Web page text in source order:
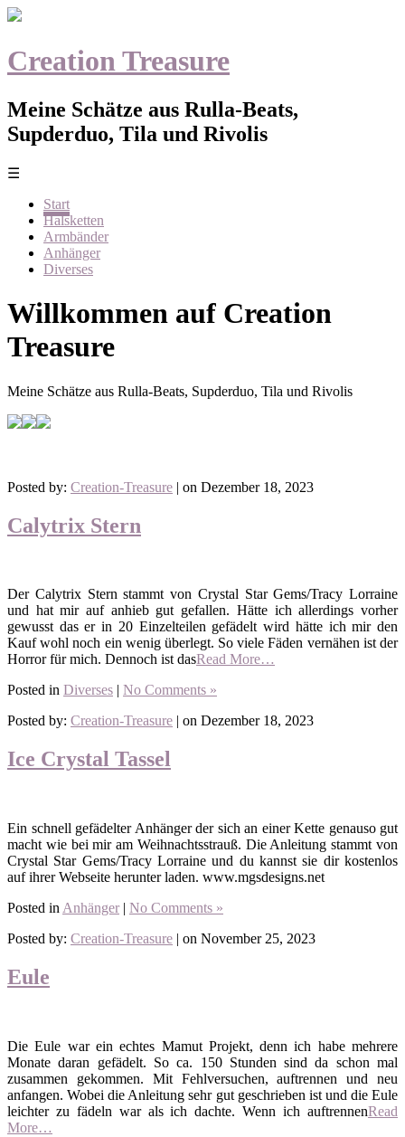
Creation Treasure
Meine Schätze aus Rulla-Beats,
Supderduo, Tila und Rivolis
☰
Start
Halsketten
Armbänder
Anhänger
Diverses
Willkommen auf Creation
Treasure
Meine Schätze aus Rulla-Beats, Supderduo, Tila und Rivolis
Posted by: Creation-Treasure | on Dezember 18, 2023
Calytrix Stern
Der Calytrix Stern stammt von Crystal Star Gems/Tracy Lorraine
und hat mir auf anhieb gut gefallen. Hätte ich allerdings vorher
gewusst das er in 20 Einzelteilen gefädelt wird hätte ich mir den
Kauf wohl noch ein wenig überlegt. So viele Fäden vernähen ist der
Horror für mich. Dennoch ist dasRead More…
Posted in Diverses
No Comments »
Posted by: Creation-Treasure | on Dezember 18, 2023
Ice Crystal Tassel
Ein schnell gefädelter Anhänger der sich an einer Kette genauso gut
macht wie bei mir am Weihnachtsstrauß. Die Anleitung stammt von
Crystal Star Gems/Tracy Lorraine und du kannst sie dir kostenlos
auf ihrer Webseite herunter laden. www.mgsdesigns.net
Posted in Anhänger | No Comments »
Posted by: Creation-Treasure | on November 25, 2023
Eule
Die Eule war ein echtes Mamut Projekt, denn ich habe mehrere
Monate daran gefädelt. So ca. 150 Stunden sind da schon mal
zusammen gekommen. Mit Fehlversuchen, auftrennen und neu
anfangen. Wobei die Anleitung sehr gut geschrieben ist und die Eule
leichter zu fädeln war als ich dachte. Wenn ich auftrennenRead
More…